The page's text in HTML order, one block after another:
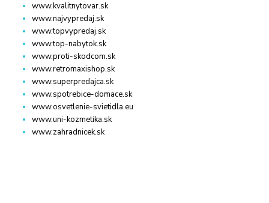
www.kvalitnytovar.sk
www.najvypredaj.sk
www.topvypredaj.sk
www.top-nabytok.sk
www.proti-skodcom.sk
www.retromaxishop.sk
www.superpredajca.sk
www.spotrebice-domace.sk
www.osvetlenie-svietidla.eu
www.uni-kozmetika.sk
www.zahradnicek.sk